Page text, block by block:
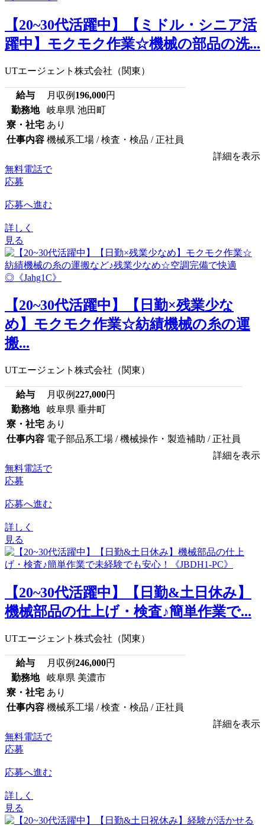
【20~30代活躍中】【ミドル・シニア活
躍中】モクモク作業☆機械の部品の洗...
UTエージェント株式会社（関東）
給与 月収例 196,000円
勤務地
岐阜県 池田町
寮・社宅 あり
仕事内容 機械系工場 / 検査・検品 / 正社員
詳細を表示
無料電話で
応募
応募へ進む
詳しく
見る
【20~30代活躍中】【日勤×残業少な
め】モクモク作業☆紡績機械の糸の運
搬...
UTエージェント株式会社（関東）
給与 月収例227,000円
勤務地
岐阜県 垂井町
寮・社宅 あり
仕事内容 電子部品系工場 / 機械操作・製造補助 / 正社員
詳細を表示
無料電話で
応募
応募へ進む
詳しく
見る
【20~30代活躍中】【日勤&土日休み】
機械部品の仕上げ・検査♪簡単作業で...
UTエージェント株式会社（関東）
給与 月収例246,000円
勤務地
岐阜県 美濃市
寮・社宅 あり
仕事内容 機械系工場 / 検査・検品 / 正社員
詳細を表示
無料電話で
応募
応募へ進む
詳しく
見る